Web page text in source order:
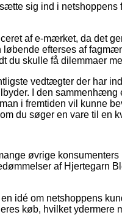
sig ind i netshoppens
af e-mærket, da det
efterses af
du skulle få dilemmaer
vedtægter der har
I den sammenhæng
i fremtiden vil kunne
du søger en vare til en
øvrige konsumenters
af Hjertegarn
idé om netshoppens
køb, hvilket ydermere